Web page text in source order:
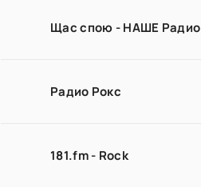
Щас спою - НАШЕ Радио
Радио Рокс
181.fm - Rock